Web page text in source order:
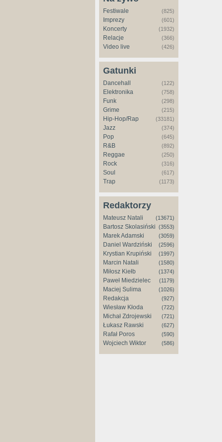
Festiwale (825)
Imprezy (601)
Koncerty (1932)
Relacje (366)
Video live (426)
Gatunki
Dancehall (122)
Elektronika (758)
Funk (298)
Grime (215)
Hip-Hop/Rap (33181)
Jazz (374)
Pop (645)
R&B (892)
Reggae (250)
Rock (316)
Soul (617)
Trap (1173)
Redaktorzy
Mateusz Natali (13671)
Bartosz Skolasiński (3553)
Marek Adamski (3059)
Daniel Wardziński (2596)
Krystian Krupiński (1997)
Marcin Natali (1580)
Miłosz Kiełb (1374)
Paweł Miedzielec (1179)
Maciej Sulima (1026)
Redakcja (927)
Wiesław Kłoda (722)
Michał Zdrojewski (721)
Łukasz Rawski (627)
Rafał Poros (590)
Wojciech Wiktor (586)